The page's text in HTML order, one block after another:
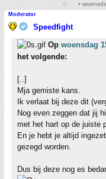
•
Moderator
Speedfight
Op woensdag
het volgende:
[..]
Mja gemiste kans.
Ik verlaat bij deze dit
Nog even zeggen dat jij
met het hart op de juiste
En je hebt je altijd
gezegd worden.
Dus bij deze nog es